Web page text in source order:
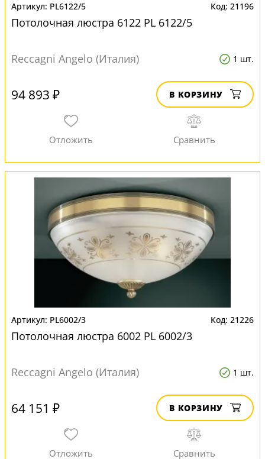
PL6122/5 21196
Потолочная люстра 6122 PL 6122/5
Reccagni Angelo (Италия) 1 шт.
94 893 ₽ В КОРЗИНУ
PL6002/3 21226
Потолочная люстра 6002 PL 6002/3
Reccagni Angelo (Италия) 1 шт.
64 151 ₽ В КОРЗИНУ